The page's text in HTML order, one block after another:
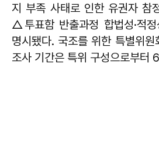
지 부족 사태로 인한 유권자 참
△투표함 반출과정 합법성·적
명시됐다. 국조를 위한 특별위원
조사 기간은 특위 구성으로부터